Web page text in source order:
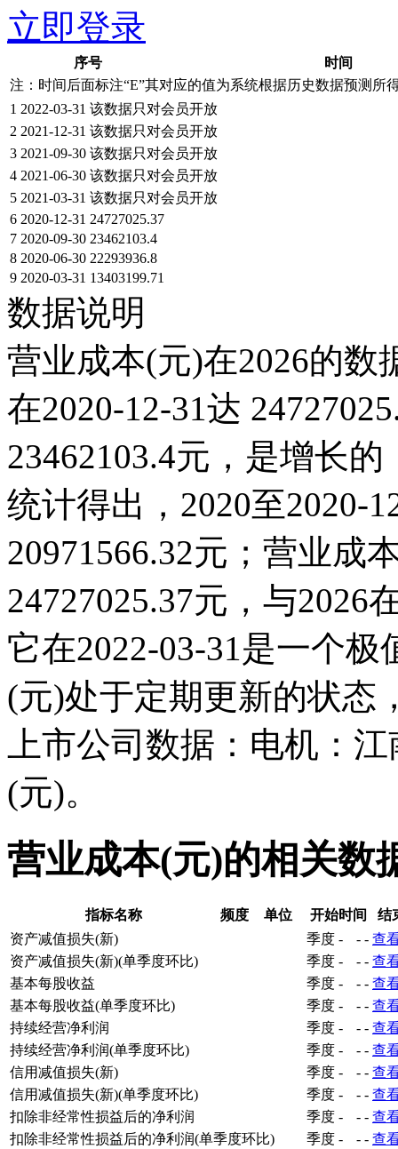
立即登录
序号
时间
注：时间后面标注“E”其对应的值为系统根据历史数据预测所
1 2022-03-31 该数据只对会员开放
2 2021-12-31 该数据只对会员开放
3 2021-09-30 该数据只对会员开放
4 2021-06-30 该数据只对会员开放
5 2021-03-31 该数据只对会员开放
6 2020-12-31 24727025.37
7 2020-09-30 23462103.4
8 2020-06-30 22293936.8
9 2020-03-31 13403199.71
数据说明
营业成本(元)在2026的数
在2020-12-31达
23462103.4元，是增长
统计得出，2020至2020-
20971566.32元；营业成
24727025.37元，与2026
它在2022-03-31是一个
(元)处于定期更新的状态
上市公司数据：电机：
(元)。
营业成本(元)的相关数
指标名称 频度 单位 开始时间
结
资产减值损失(新)
季度 - - - 查
资产减值损失(新)(单季度环比)
季度 - - - 查
基本每股收益
季度 - - - 查
基本每股收益(单季度环比)
季度 - - - 查
持续经营净利润
季度 - - - 查
持续经营净利润(单季度环比)
季度 - - - 查
信用减值损失(新)
季度 - - - 查
信用减值损失(新)(单季度环比)
季度 - - - 查
扣除非经常性损益后的净利润
季度 - - - 查
扣除非经常性损益后的净利润(单季度环比)
季度 - - - 查